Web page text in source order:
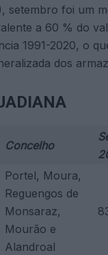
setembro foi um
a 60 % do
1991-2020, o
dos
Concelho
Portel, Moura,
Reguengos de
Monsaraz,
Mourão e
Alandroal